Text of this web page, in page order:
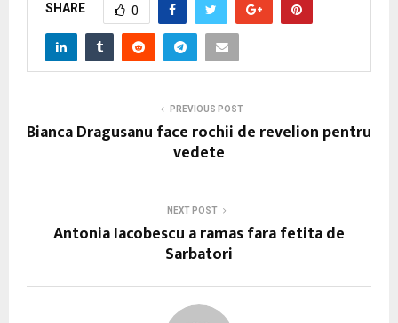
SHARE 0
PREVIOUS POST
Bianca Dragusanu face rochii de revelion pentru
vedete
NEXT POST
Antonia Iacobescu a ramas fara fetita de
Sarbatori